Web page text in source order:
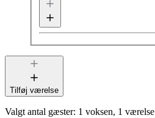
Tilføj værelse
Valgt antal gæster: 1 voksen, 1 værelse